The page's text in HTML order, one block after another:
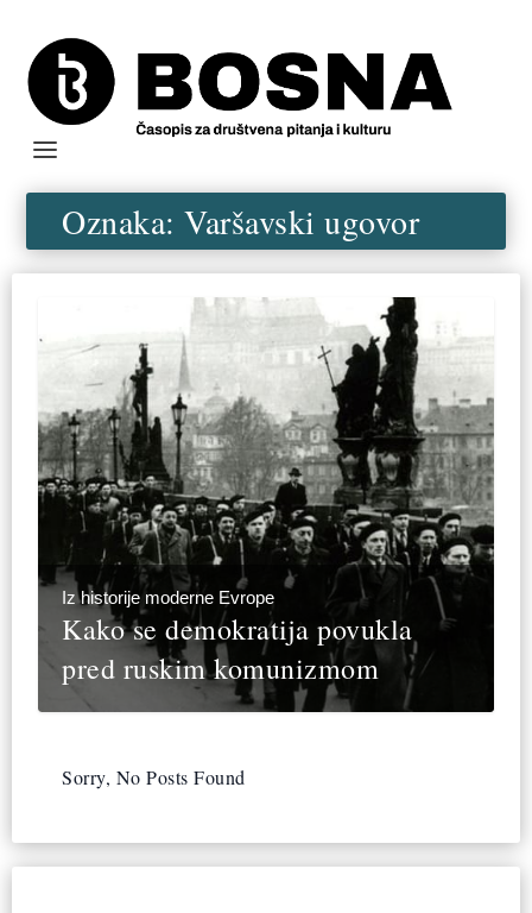
Oznaka:Varšavski ugovor
Iz historije moderne Evrope
Kako se demokratija povukla
pred ruskim komunizmom
Sorry, No Posts Found